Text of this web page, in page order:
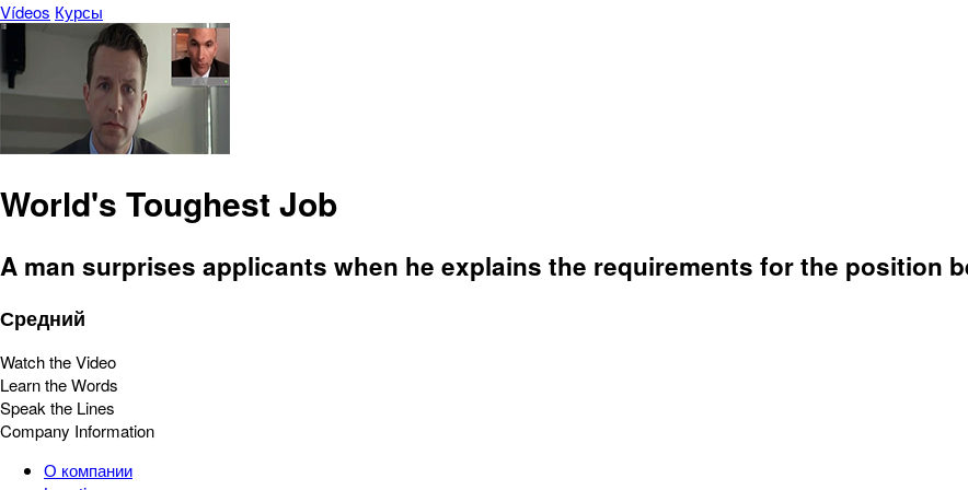
Vídeos Курсы
World's Toughest Job
A man surprises applicants when he explains the requirements for the position
Средний
Watch the Video
Learn the Words
Speak the Lines
Company Information
О компании